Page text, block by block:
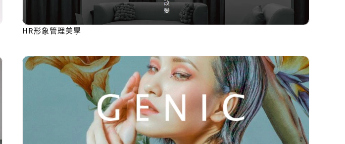
HR形象管理美學